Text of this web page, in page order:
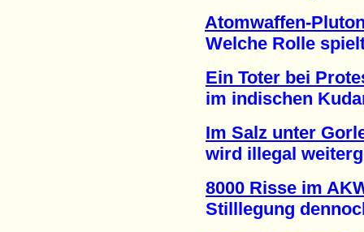
Atomwaffen-
Welche Rolle
Ein Toter bei
im indischen
Im Salz unter
wird illegal
8000 Risse im
Stilllegung